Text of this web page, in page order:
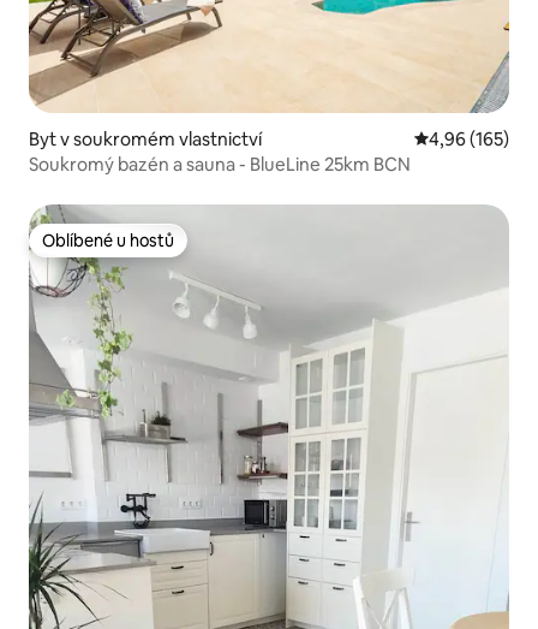
Byt v soukromém vlastnictví Průměrné
4,96 (165)
Soukromý bazén a sauna - BlueLine 25km BCN
Oblíbené u hostů
Oblíbené u hostů